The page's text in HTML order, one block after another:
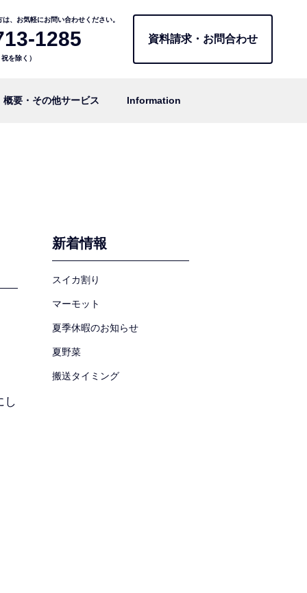
、お気軽にお問い合わせください。
1285
を除く）
資料請求・お問合わせ
概要・その他サービス Information
し
新着情報
スイカ割り
マーモット
夏季休暇のお知らせ
夏野菜
搬送タイミング